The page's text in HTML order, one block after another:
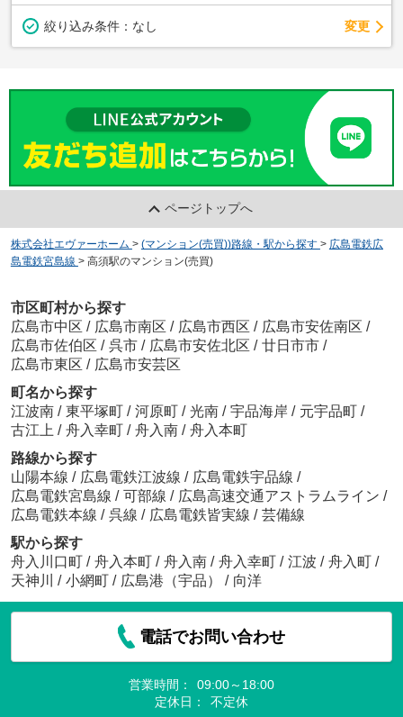
絞り込み条件： なし 変更
ページトップへ
株式会社エヴァーホーム > (マンション(売買))路線・駅から探す > 広島電鉄広
島電鉄宮島線 > 高須駅のマンション(売買)
市区町村から探す
広島市中区 / 広島市南区 / 広島市西区 / 広島市安佐南区 /
広島市佐伯区 / 呉市 / 広島市安佐北区 / 廿日市市 /
広島市東区 / 広島市安芸区
町名から探す
江波南 / 東平塚町 / 河原町 / 光南 / 宇品海岸 / 元宇品町 /
古江上 / 舟入幸町 / 舟入南 / 舟入本町
路線から探す
山陽本線 / 広島電鉄江波線 / 広島電鉄宇品線 /
広島電鉄宮島線 / 可部線 / 広島高速交通アストラムライン /
広島電鉄本線 / 呉線 / 広島電鉄皆実線 / 芸備線
駅から探す
舟入川口町 / 舟入本町 / 舟入南 / 舟入幸町 / 江波 / 舟入町 /
天神川
/ 小網町 / 広島港（宇品） / 向洋
電話でお問い合わせ
営業時間：
09:00～18:00
定休日：
不定休